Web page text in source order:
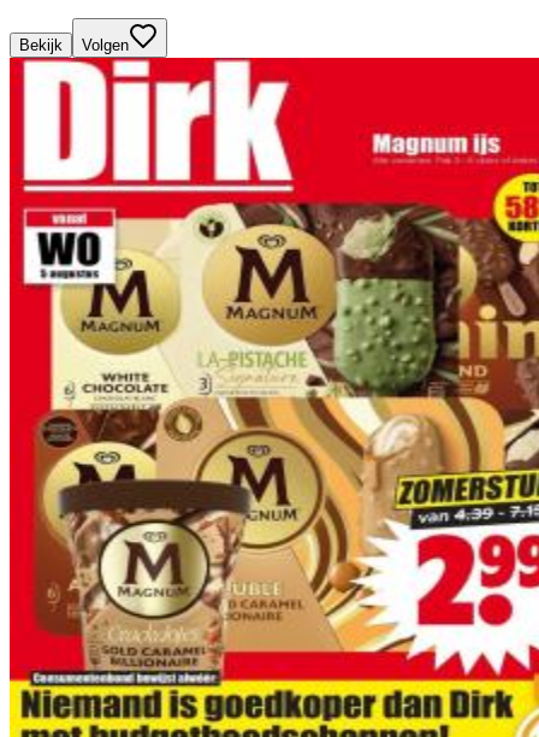
Bekijk Volgen